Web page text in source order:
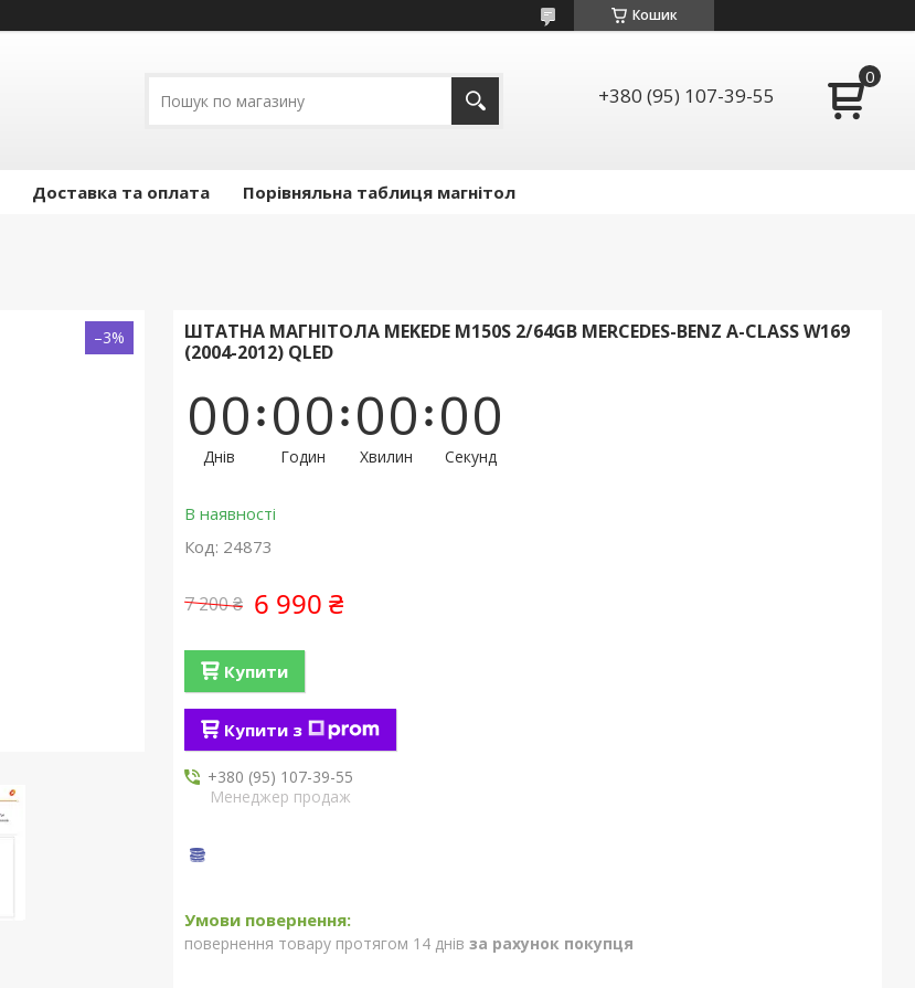
Кошик
+380 (95) 107-39-55
Доставка та оплата Порівняльна таблиця магнітол
–3%
ШТАТНА МАГНІТОЛА MEKEDE M150S 2/64GB MERCEDES-BENZ A-CLASS W169
(2004-2012) QLED
00
Днів
00
Годин
00
Хвилин
00
Секунд
В наявності
Код: 24873
7 200 ₴ 6 990 ₴
Купити
Купити з
+380 (95) 107-39-55
Менеджер продаж
повернення товару протягом 14 днів за рахунок покупця